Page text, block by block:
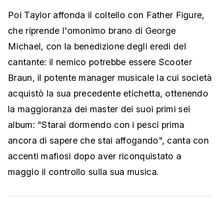
Poi Taylor affonda il coltello con Father Figure,
che riprende l'omonimo brano di George
Michael, con la benedizione degli eredi del
cantante: il nemico potrebbe essere Scooter
Braun, il potente manager musicale la cui società
acquistò la sua precedente etichetta, ottenendo
la maggioranza dei master dei suoi primi sei
album: "Starai dormendo con i pesci prima
ancora di sapere che stai affogando", canta con
accenti mafiosi dopo aver riconquistato a
maggio il controllo sulla sua musica.